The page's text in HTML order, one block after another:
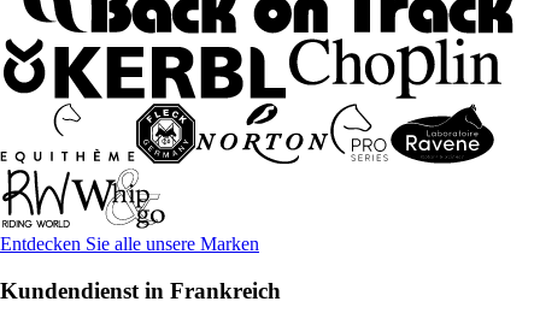
Entdecken Sie alle unsere Marken
Kundendienst in Frankreich